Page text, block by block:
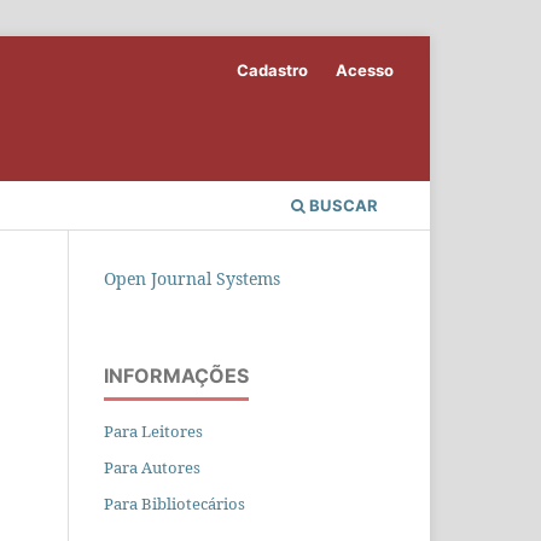
BUSCAR
Cadastro Acesso
Open Journal Systems
INFORMAÇÕES
Para Leitores
Para Autores
Para Bibliotecários